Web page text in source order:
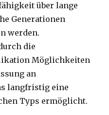
über lange
Generationen
werden.
die
Möglichkeiten
an
langfristig eine
Typs ermöglicht.